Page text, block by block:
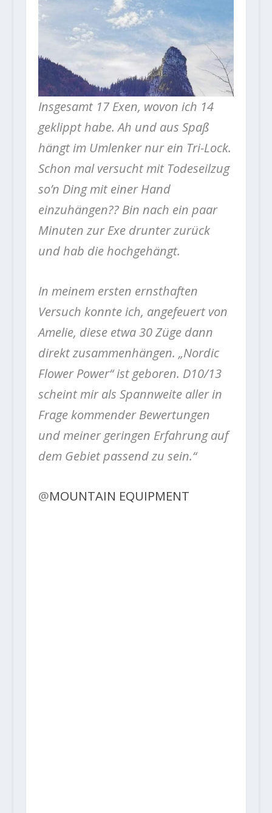
Insgesamt 17 Exen, wovon ich 14
geklippt habe. Ah und aus Spaß
hängt im Umlenker nur ein Tri-Lock.
Schon mal versucht mit Todeseilzug
so’n Ding mit einer Hand
einzuhängen?? Bin nach ein paar
Minuten zur Exe drunter zurück
und hab die hochgehängt.
In meinem ersten ernsthaften
Versuch konnte ich, angefeuert von
Amelie, diese etwa 30 Züge dann
direkt zusammenhängen. „Nordic
Flower Power“ ist geboren. D10/13
scheint mir als Spannweite aller in
Frage kommender Bewertungen
und meiner geringen Erfahrung auf
dem Gebiet passend zu sein.“
@MOUNTAIN EQUIPMENT